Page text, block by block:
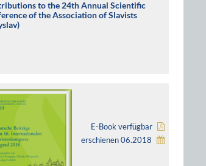
to the 24th Annual Scientific
of the Association of Slavists
E-Book verfügbar
erschienen 06.2018